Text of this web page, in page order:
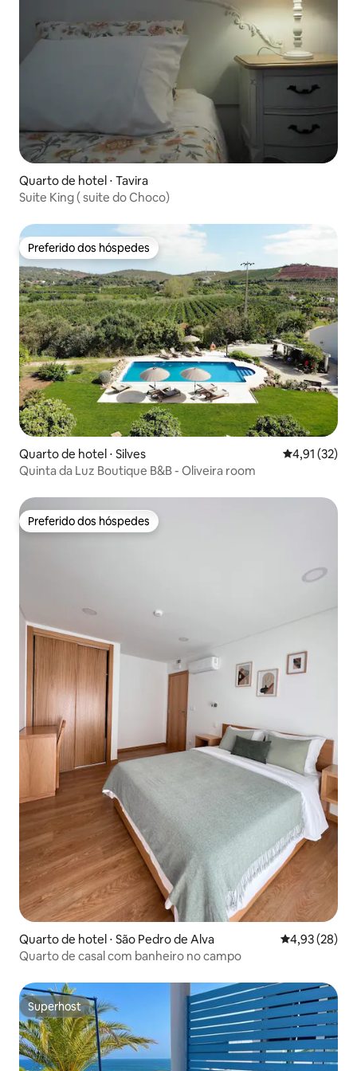
Quarto de hotel ⋅ Tavira
Suite King ( suite do Choco)
Preferido dos hóspedes
Preferido dos hóspedes
Quarto de hotel ⋅ Silves 4,91 de uma
4,91 (32)
Quinta da Luz Boutique B&B - Oliveira room
Preferido dos hóspedes
Preferido dos hóspedes
Quarto de hotel ⋅ São Pedro de Alva 4,93 de uma
4,93 (28)
Quarto de casal com banheiro no campo
Superhost
Superhost